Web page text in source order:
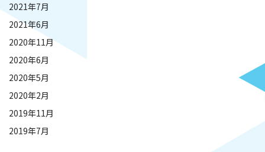
2021年7月
2021年6月
2020年11月
2020年6月
2020年5月
2020年2月
2019年11月
2019年7月